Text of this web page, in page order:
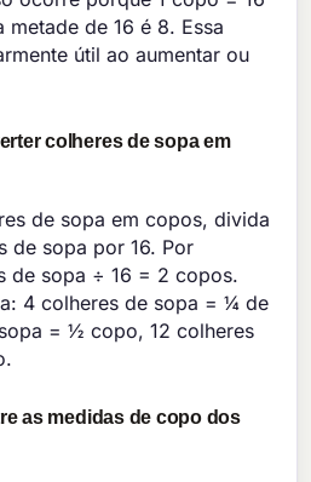
de 16 é 8. Essa
útil ao aumentar ou
colheres de sopa em
de sopa em copos, divida
de sopa por 16. Por
de sopa ÷ 16 = 2 copos.
4 colheres de sopa = ¼ de
= ½ copo, 12 colheres
as medidas de copo dos